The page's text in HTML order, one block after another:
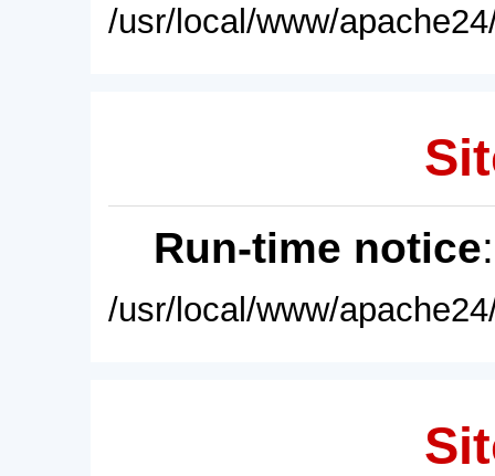
/usr/local/www/
Run-time notice
/usr/local/www/